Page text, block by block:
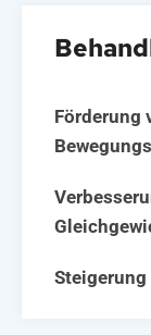
Förderung